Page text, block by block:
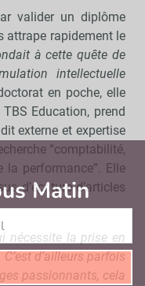
valider un diplôme
attrape rapidement le
à cette quête de
intellectuelle
en poche, elle
Education, prend
externe et expertise
“comptabilité,
la performance”. Elle
d’écriture d’articles
nécessite la prise en
d’ailleurs parfois
passionnants, cela
Matin